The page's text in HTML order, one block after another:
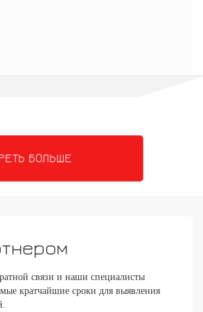
БОЛЬШЕ
связи и наши специалисты
кратчайшие сроки для выявления